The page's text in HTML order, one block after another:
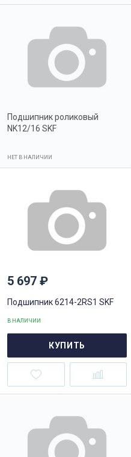
Подшипник роликовый
NK12/16 SKF
НЕТ В НАЛИЧИИ
5 697 ₽
Подшипник 6214-2RS1 SKF
В НАЛИЧИИ
КУПИТЬ